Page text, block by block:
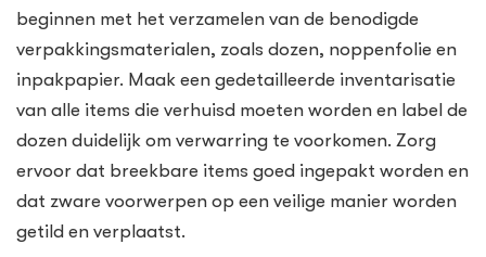
beginnen met het verzamelen van de benodigde
verpakkingsmaterialen, zoals dozen, noppenfolie en
inpakpapier. Maak een gedetailleerde inventarisatie
van alle items die verhuisd moeten worden en label de
dozen duidelijk om verwarring te voorkomen. Zorg
ervoor dat breekbare items goed ingepakt worden en
dat zware voorwerpen op een veilige manier worden
getild en verplaatst.